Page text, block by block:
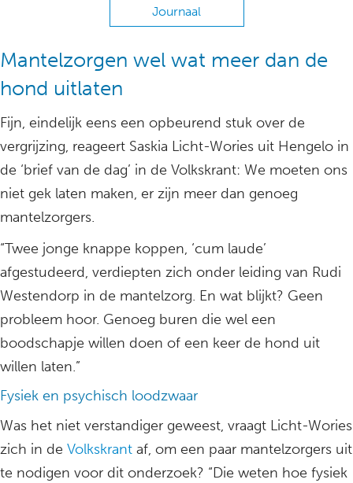
Journaal
Mantelzorgen wel wat meer dan de
hond uitlaten
Fijn, eindelijk eens een opbeurend stuk over de
vergrijzing, reageert Saskia Licht-Wories uit Hengelo in
de ‘brief van de dag’ in de Volkskrant: We moeten ons
niet gek laten maken, er zijn meer dan genoeg
mantelzorgers.
“Twee jonge knappe koppen, ‘cum laude’
afgestudeerd, verdiepten zich onder leiding van Rudi
Westendorp in de mantelzorg. En wat blijkt? Geen
probleem hoor. Genoeg buren die wel een
boodschapje willen doen of een keer de hond uit
willen laten.”
Fysiek en psychisch loodzwaar
Was het niet verstandiger geweest, vraagt Licht-Wories
zich in de Volkskrant af, om een paar mantelzorgers uit
te nodigen voor dit onderzoek? “Die weten hoe fysiek